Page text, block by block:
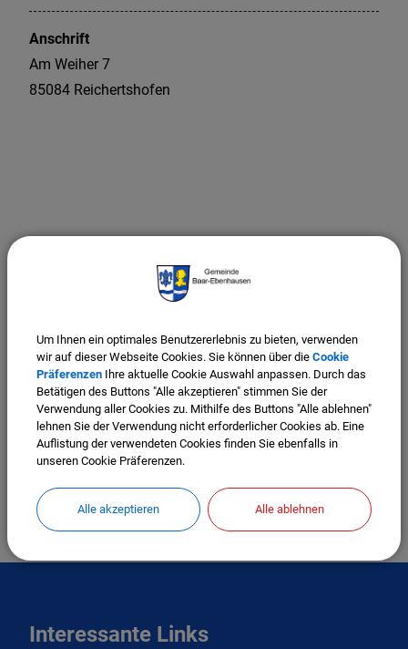
Anschrift
Am Weiher 7
85084 Reichertshofen
Interessante Links
Um Ihnen ein optimales Benutzererlebnis zu bieten, verwenden
wir auf dieser Webseite Cookies. Sie können über die Cookie
Präferenzen Ihre aktuelle Cookie Auswahl anpassen. Durch das
Betätigen des Buttons "Alle akzeptieren" stimmen Sie der
Verwendung aller Cookies zu. Mithilfe des Buttons "Alle ablehnen"
lehnen Sie der Verwendung nicht erforderlicher Cookies ab. Eine
Auflistung der verwendeten Cookies finden Sie ebenfalls in
unseren Cookie Präferenzen.
Alle akzeptieren Alle ablehnen